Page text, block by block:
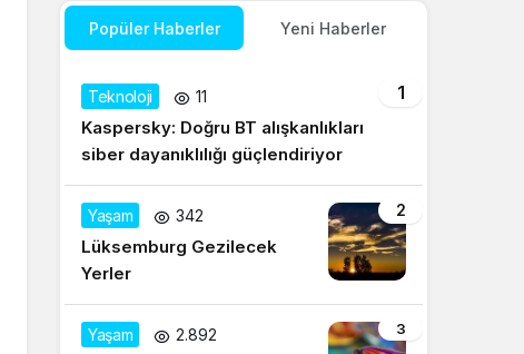
Popüler Haberler Yeni Haberler
1
Teknoloji 11
Kaspersky: Doğru BT alışkanlıkları
siber dayanıklılığı güçlendiriyor
2
Yaşam 342
Lüksemburg Gezilecek
Yerler
3
Yaşam 2.892